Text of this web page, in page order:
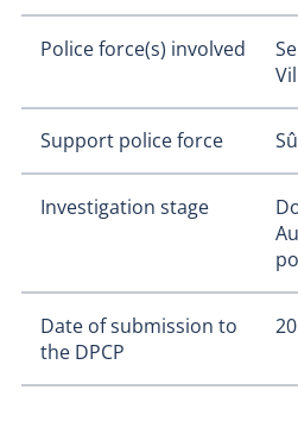
Police force(s) involved
Support police force
Investigation stage
Date of submission to
the DPCP